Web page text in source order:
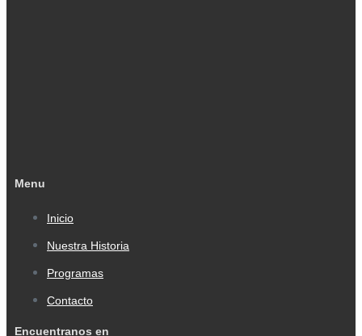
Menu
Inicio
Nuestra Historia
Programas
Contacto
Encuentranos en